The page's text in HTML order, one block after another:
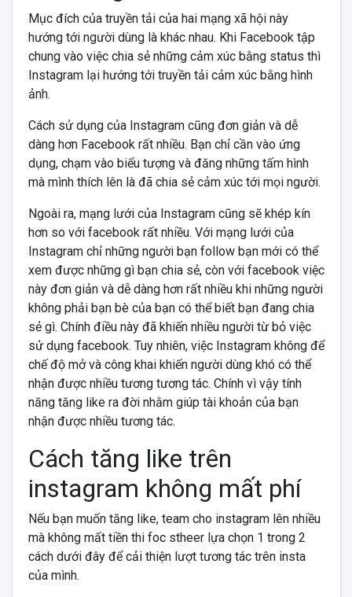
Mục đích của truyền tải của hai mạng xã hội này
hướng tới người dùng là khác nhau. Khi Facebook tập
chung vào việc chia sẻ những cảm xúc bằng status thì
Instagram lại hướng tới truyền tải cảm xúc bằng hình
ảnh.
Cách sử dụng của Instagram cũng đơn giản và dễ
dàng hơn Facebook rất nhiều. Bạn chỉ cần vào ứng
dụng, chạm vào biểu tượng và đăng những tấm hình
mà mình thích lên là đã chia sẻ cảm xúc tới mọi người.
Ngoài ra, mạng lưới của Instagram cũng sẽ khép kín
hơn so với facebook rất nhiều. Với mạng lưới của
Instagram chỉ những người bạn follow bạn mới có thể
xem được những gì bạn chia sẻ, còn với facebook việc
này đơn giản và dễ dàng hơn rất nhiều khi những người
không phải bạn bè của bạn có thể biết bạn đang chia
sẻ gì. Chính điều này đã khiến nhiều người từ bỏ việc
sử dụng facebook. Tuy nhiên, việc Instagram không để
chế độ mở và công khai khiến người dùng khó có thể
nhận được nhiều tương tương tác. Chính vì vậy tính
năng tăng like ra đời nhằm giúp tài khoản của bạn
nhận được nhiều tương tác.
Cách tăng like trên
instagram không mất phí
Nếu bạn muốn tăng like, team cho instagram lên nhiều
mà không mất tiền thi foc stheer lựa chọn 1 trong 2
cách dưới đây để cải thiện lượt tương tác trên insta
của mình.